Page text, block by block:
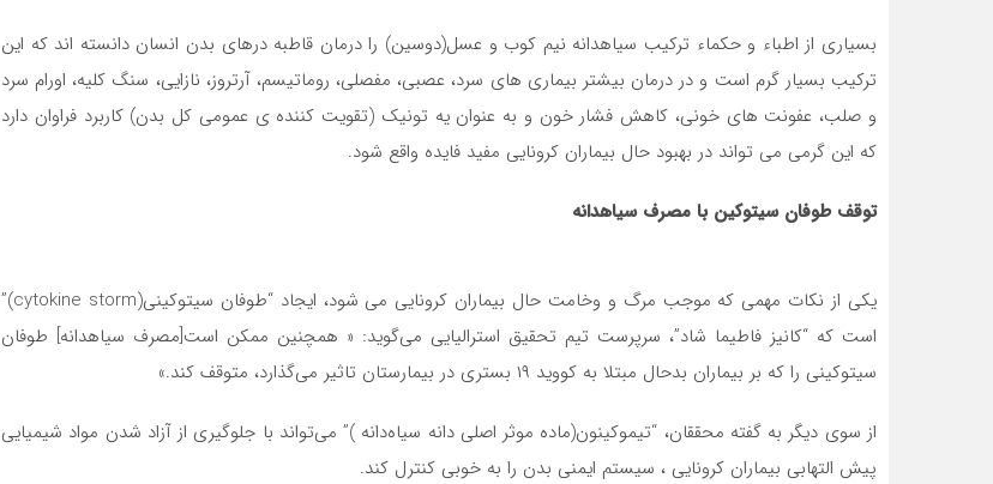
بسیاری از اطباء و حکماء ترکیب سیاهدانه نیم کوب و عسل(دوسین) را درمان قاطبه درهای بدن انسان دانسته اند که این
ترکیب بسیار گرم است و در درمان بیشتر بیماری های سرد، عصبی، مفصلی، روماتیسم، آرتروز، نازایی، سنگ کلیه، اورام سرد
و صلب، عفونت های خونی، کاهش فشار خون و به عنوان یه تونیک (تقویت کننده ی عمومی کل بدن) کاربرد فراوان دارد
که این گرمی می تواند در بهبود حال بیماران کرونایی مفید فایده واقع شود.
توقف طوفان ‌سیتوکین با مصرف سیاهدانه
یکی از نکات مهمی که موجب مرگ و وخامت حال بیماران کرونایی می شود، ایجاد “طوفان ‌سیتوکینی(cytokine storm)”
است که “کانیز فاطیما شاد”، سرپرست تیم تحقیق استرالیایی می‌گوید: « همچنین ممکن است[مصرف سیاهدانه] طوفان
سیتوکینی را که بر بیماران بدحال مبتلا به کووید ۱۹ بستری در بیمارستان تاثیر می‌گذارد، متوقف کند.»
از سوی دیگر به گفته محققان، “تیموکینون(ماده‌ موثر اصلی دانه سیاه‌دانه )” می‌تواند با جلوگیری از آزاد شدن مواد شیمیایی
پیش التهابی بیماران کرونایی ، سیستم ایمنی بدن را به خوبی کنترل کند.